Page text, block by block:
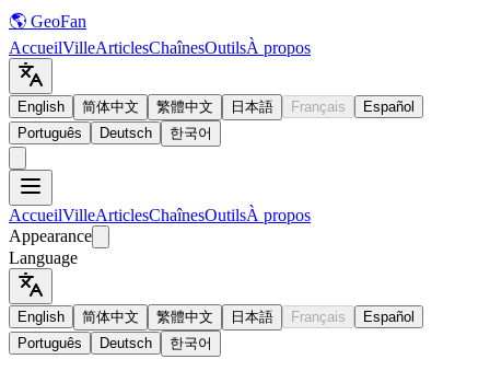
🌎 GeoFan
AccueilVilleArticlesChaînesOutilsÀ propos
English 简体中文 繁體中文 日本語 Français
Español
Português
Deutsch 한국어
AccueilVilleArticlesChaînesOutilsÀ propos
Appearance
Language
English 简体中文 繁體中文 日本語 Français
Español
Português
Deutsch 한국어